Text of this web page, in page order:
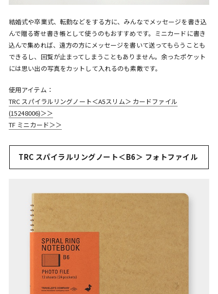
結婚式や卒業式、転勤などをする方に、みんなでメッセージを書き込
んで贈る寄せ書き帳として使うのもおすすめです。ミニカードに書き
込んで集めれば、遠方の方にメッセージを書いて送ってもらうことも
できるし、回覧が止まってしまうこともありません。余ったポケット
には思い出の写真をカットして入れるのも素敵です。
使用アイテム：
TRC スパイラルリングノート＜A5スリム＞ カードファイル
(15248006)＞＞
TF ミニカード＞＞
TRC スパイラルリングノート＜B6＞ フォトファイル